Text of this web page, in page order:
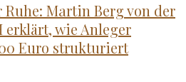
Martin Berg von der
erklärt, wie Anleger
Euro strukturiert